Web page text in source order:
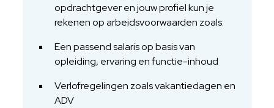
opdrachtgever en jouw profiel kun je
rekenen op arbeidsvoorwaarden zoals:
Een passend salaris op basis van
opleiding, ervaring en functie-inhoud
Verlofregelingen zoals vakantiedagen en
ADV